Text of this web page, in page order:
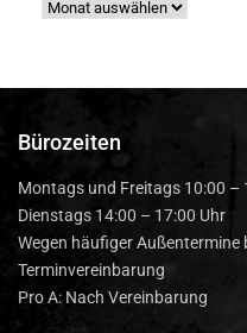
Bürozeiten
Montags und Freitags 10:00 –
Dienstags 14:00 – 17:00 Uhr
Wegen häufiger
Terminvereinbarung
Pro A: Nach Vereinbarung